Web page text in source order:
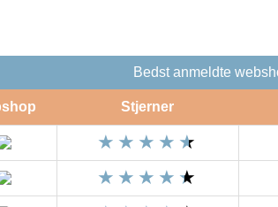
Bedst anmeldte
Stjerner